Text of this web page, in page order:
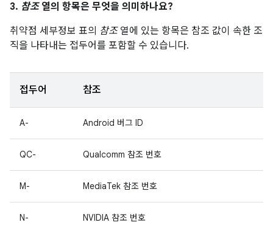
3. 참조열의 항목은 무엇을 의미하나요?
취약점 세부정보 표의 참조열에 있는 항목은 참조 값이 속한 조
직을 나타내는 접두어를 포함할 수 있습니다.
접두어 참조
A- Android 버그 ID
QC- Qualcomm 참조 번호
M- MediaTek 참조 번호
N- NVIDIA 참조 번호